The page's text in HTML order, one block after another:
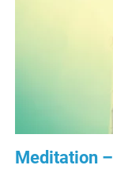
Meditation